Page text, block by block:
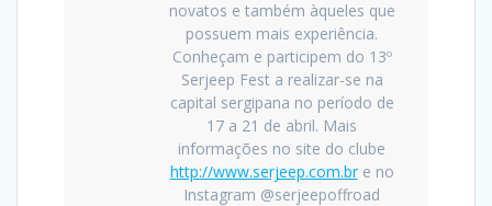
novatos e também àqueles que
possuem mais experiência.
Conheçam e participem do 13º
Serjeep Fest a realizar-se na
capital sergipana no período de
17 a 21 de abril. Mais
informações no site do clube
http://www.serjeep.com.bre no
Instagram @serjeepoffroad